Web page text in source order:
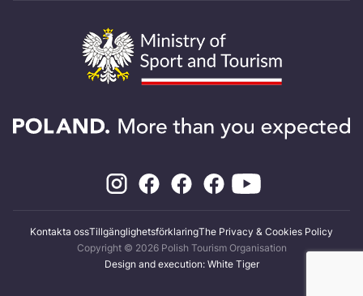
Kontakta ossTillgänglighetsförklaringThe Privacy & Cookies Policy
Copyright © 2026 Polish Tourism Organisation
Design and execution: White Tiger